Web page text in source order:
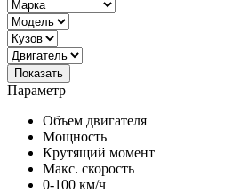
Показать
Параметр
Объем двигателя
Мощность
Крутящий момент
Макс. скорость
0-100 км/ч